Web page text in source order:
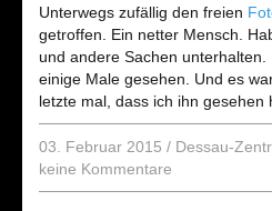
Unterwegs zufällig den freien
getroffen. Ein netter Mensch.
und andere Sachen
einige Male gesehen. Und es
letzte mal, dass ich ihn gesehen
03. Februar 2015 / Dessau-
keine Kommentare